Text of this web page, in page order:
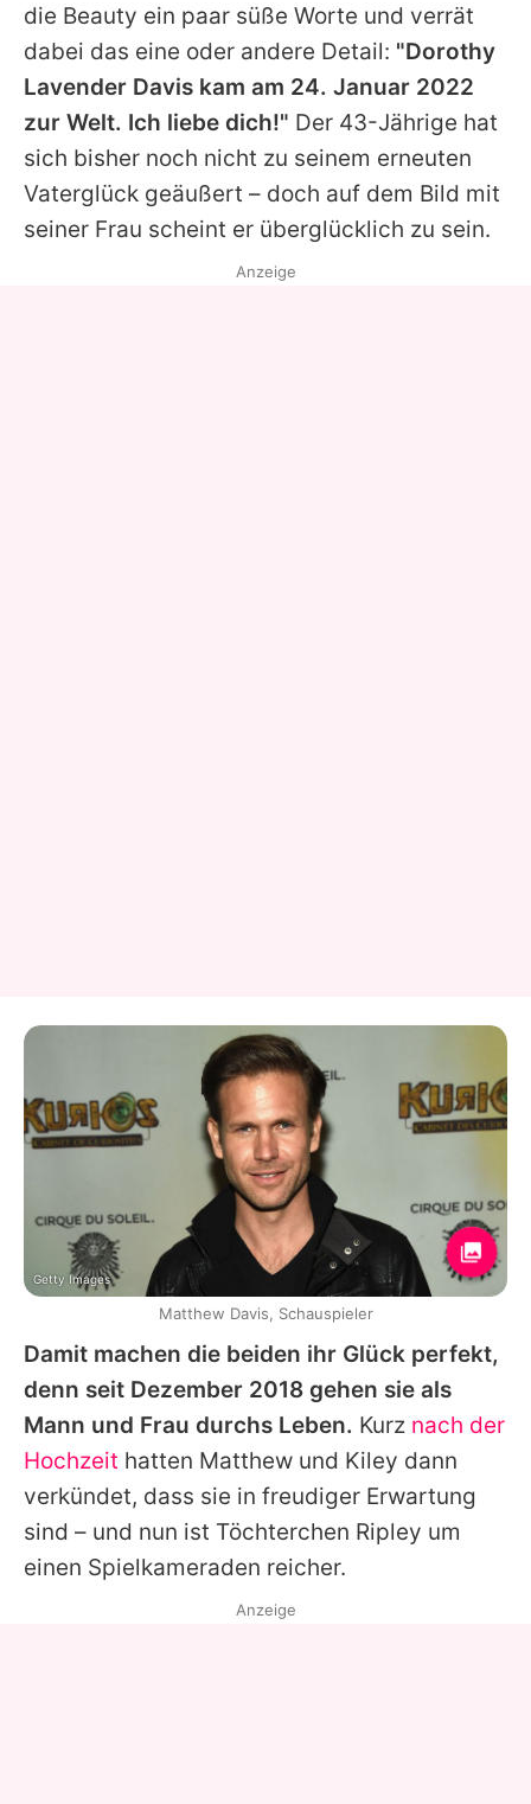
die Beauty ein paar süße Worte und verrät
dabei das eine oder andere Detail: "Dorothy
Lavender Davis kam am 24. Januar 2022
zur Welt. Ich liebe dich!" Der 43-Jährige hat
sich bisher noch nicht zu seinem erneuten
Vaterglück geäußert – doch auf dem Bild mit
seiner Frau scheint er überglücklich zu sein.
Damit machen die beiden ihr Glück perfekt,
denn seit Dezember 2018 gehen sie als
Mann und Frau durchs Leben. Kurz nach der
Hochzeit hatten Matthew und Kiley dann
verkündet, dass sie in freudiger Erwartung
sind – und nun ist Töchterchen Ripley um
einen Spielkameraden reicher.
Anzeige
Getty Images
Matthew Davis, Schauspieler
Anzeige